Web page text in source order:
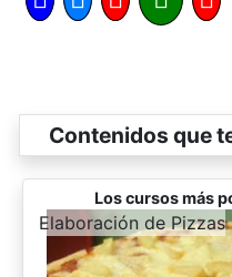
Contenidos que
Los cursos más
-
Elaboración de Pizzas